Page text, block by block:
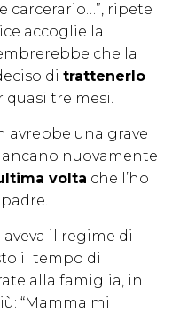
carcerario…”, ripete
accoglie la
che la
di trattenerlo
tre mesi.
avrebbe una grave
nuovamente
volta che l’ho
aveva il regime di
il tempo di
alla famiglia, in
“Mamma mi